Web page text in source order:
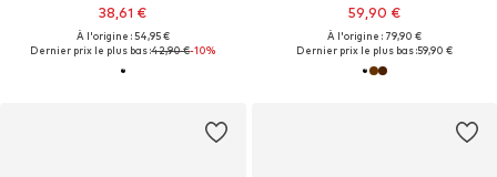
38,61 €
À l'origine : 54,95 €
Dernier prix le plus bas :42,90 €-10%
59,90 €
À l'origine : 79,90 €
Dernier prix le plus bas :59,90 €